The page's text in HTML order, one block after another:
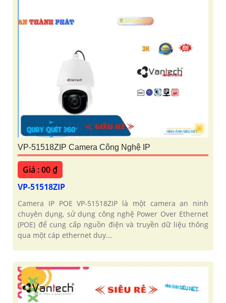
VP-51518ZIP Camera Công Nghệ IP
Giá : 00 ₫
VP-51518ZIP
Camera IP POE VP-51518ZIP là một camera an ninh
chuyên dụng, sử dụng công nghệ Power Over Ethernet
(POE) để cung cấp nguồn điện và truyền dữ liệu thông
qua một cáp ethernet duy...